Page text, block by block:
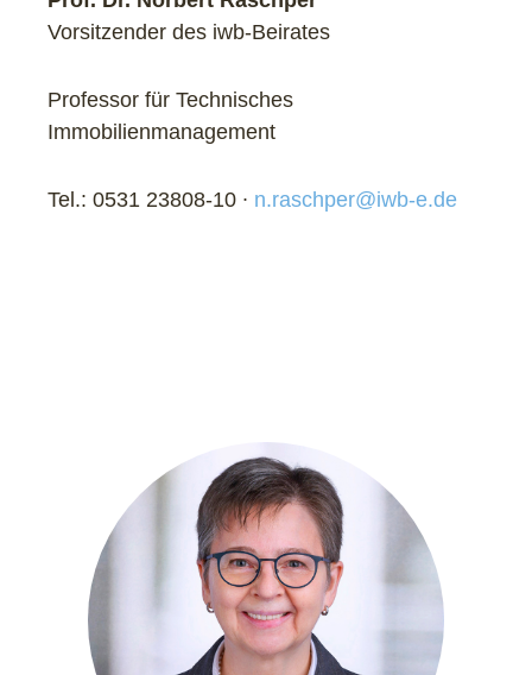
Vorsitzender des iwb-Beirates
Professor für Technisches
Immobilienmanagement
Tel.: 0531 23808-10 ∙ n.raschper@iwb-e.de